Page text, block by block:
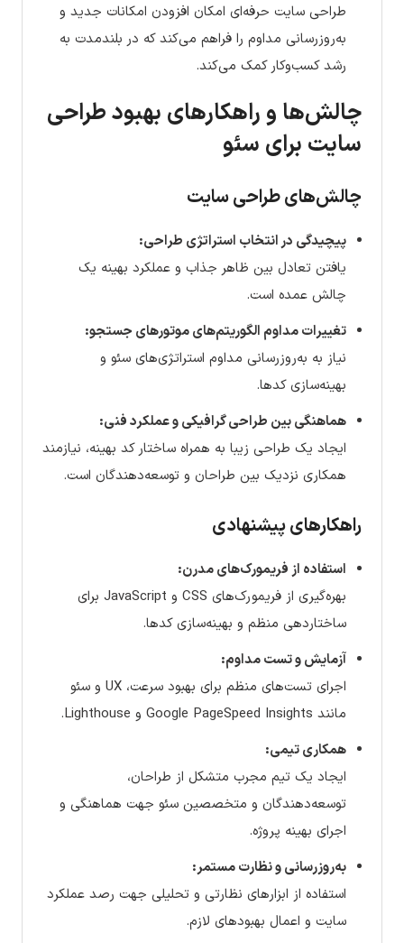
طراحی سایت حرفه‌ای امکان افزودن امکانات جدید و
به‌روزرسانی مداوم را فراهم می‌کند که در بلندمدت به
رشد کسب‌وکار کمک می‌کند.
چالش‌ها و راهکارهای بهبود طراحی
سایت برای سئو
چالش‌های طراحی سایت
پیچیدگی در انتخاب استراتژی طراحی:
یافتن تعادل بین ظاهر جذاب و عملکرد بهینه یک
چالش عمده است.
تغییرات مداوم الگوریتم‌های موتورهای جستجو:
نیاز به به‌روزرسانی مداوم استراتژی‌های سئو و
بهینه‌سازی کدها.
هماهنگی بین طراحی گرافیکی و عملکرد فنی:
ایجاد یک طراحی زیبا به همراه ساختار کد بهینه، نیازمند
همکاری نزدیک بین طراحان و توسعه‌دهندگان است.
راهکارهای پیشنهادی
استفاده از فریمورک‌های مدرن:
بهره‌گیری از فریمورک‌های CSS و JavaScript برای
ساختاردهی منظم و بهینه‌سازی کدها.
آزمایش و تست مداوم:
اجرای تست‌های منظم برای بهبود سرعت، UX و سئو
مانند Google PageSpeed Insights و Lighthouse.
همکاری تیمی:
ایجاد یک تیم مجرب متشکل از طراحان،
توسعه‌دهندگان و متخصصین سئو جهت هماهنگی و
اجرای بهینه پروژه.
به‌روزرسانی و نظارت مستمر:
استفاده از ابزارهای نظارتی و تحلیلی جهت رصد عملکرد
سایت و اعمال بهبودهای لازم.